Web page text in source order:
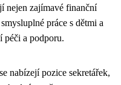
nejen zajímavé finanční
práce s dětmi a
péči a podporu.
nabízejí pozice sekretářek,